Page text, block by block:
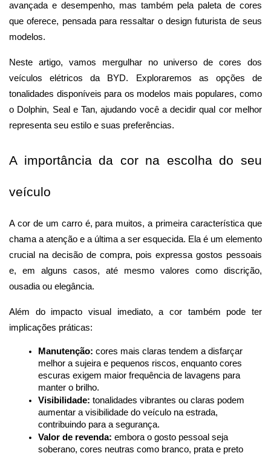
avançada e desempenho, mas também pela paleta de cores
que oferece, pensada para ressaltar o design futurista de seus
modelos.
Neste artigo, vamos mergulhar no universo de cores dos
veículos elétricos da BYD. Exploraremos as opções de
tonalidades disponíveis para os modelos mais populares, como
o Dolphin, Seal e Tan, ajudando você a decidir qual cor melhor
representa seu estilo e suas preferências.
A importância da cor na escolha do seu
veículo
A cor de um carro é, para muitos, a primeira característica que
chama a atenção e a última a ser esquecida. Ela é um elemento
crucial na decisão de compra, pois expressa gostos pessoais
e, em alguns casos, até mesmo valores como discrição,
ousadia ou elegância.
Além do impacto visual imediato, a cor também pode ter
implicações práticas:
Manutenção: cores mais claras tendem a disfarçar
melhor a sujeira e pequenos riscos, enquanto cores
escuras exigem maior frequência de lavagens para
manter o brilho.
Visibilidade: tonalidades vibrantes ou claras podem
aumentar a visibilidade do veículo na estrada,
contribuindo para a segurança.
Valor de revenda: embora o gosto pessoal seja
soberano, cores neutras como branco, prata e preto